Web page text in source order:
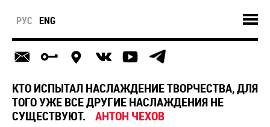
РУС ENG
КТО ИСПЫТАЛ НАСЛАЖДЕНИЕ ТВОРЧЕСТВА, ДЛЯ
ТОГО УЖЕ ВСЕ ДРУГИЕ НАСЛАЖДЕНИЯ НЕ
СУЩЕСТВУЮТ. АНТОН ЧЕХОВ